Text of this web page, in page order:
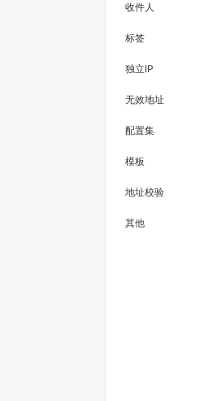
收件人
标签
独立IP
无效地址
配置集
模板
地址校验
其他